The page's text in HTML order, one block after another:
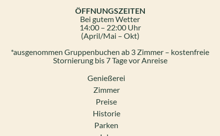
ÖFFNUNGSZEITEN
Bei gutem Wetter
14:00 – 22:00 Uhr
(April/Mai – Okt)
*ausgenommen Gruppenbuchen ab 3 Zimmer – kostenfreie
Stornierung bis 7 Tage vor Anreise
Genießerei
Zimmer
Preise
Historie
Parken